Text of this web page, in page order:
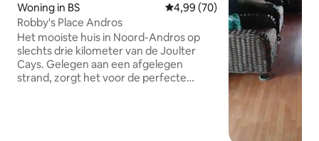
Woning in BS Gemiddelde beoordeling van
4,99 (70)
Robby's Place Andros
Het mooiste huis in Noord-Andros op
slechts drie kilometer van de Joulter
Cays. Gelegen aan een afgelegen
strand, zorgt het voor de perfecte